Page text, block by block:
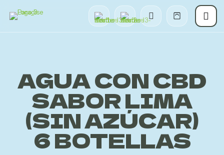
AGUA CON CBD
SABOR LIMA
(SIN AZÚCAR)
6 BOTELLAS